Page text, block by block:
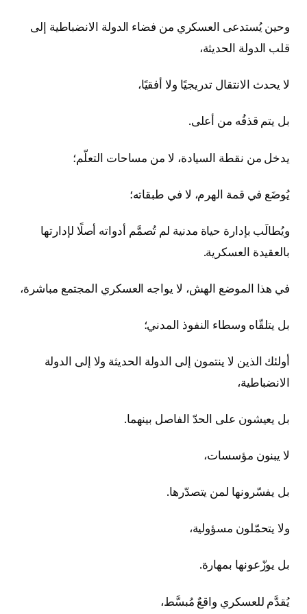
وحين يُستدعى العسكري من فضاء الدولة الانضباطية إلى
قلب الدولة الحديثة،
لا يحدث الانتقال تدريجيًا ولا أفقيًا،
بل يتم قذفُه من أعلى.
يدخل من نقطة السيادة، لا من مساحات التعلّم؛
يُوضَع في قمة الهرم، لا في طبقاته؛
ويُطالَب بإدارة حياة مدنية لم تُصمَّم أدواته أصلًا لإدارتها
بالعقيدة العسكرية.
في هذا الموضع الهش، لا يواجه العسكري المجتمع مباشرة،
بل يتلقّاه وسطاء النفوذ المدني؛
أولئك الذين لا ينتمون إلى الدولة الحديثة ولا إلى الدولة
الانضباطية،
بل يعيشون على الحدّ الفاصل بينهما.
لا يبنون مؤسسات،
بل يفسّرونها لمن يتصدّرها.
ولا يتحمّلون مسؤولية،
بل يوزّعونها بمهارة.
يُقدَّم للعسكري واقعٌ مُبسَّط،